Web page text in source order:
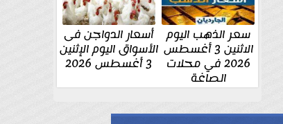
سعر الذهب اليوم
الاثنين 3 أغسطس
2026 في محلات
الصاغة
أسعار الدواجن فى
الأسواق اليوم الإثنين
3 أغسطس 2026